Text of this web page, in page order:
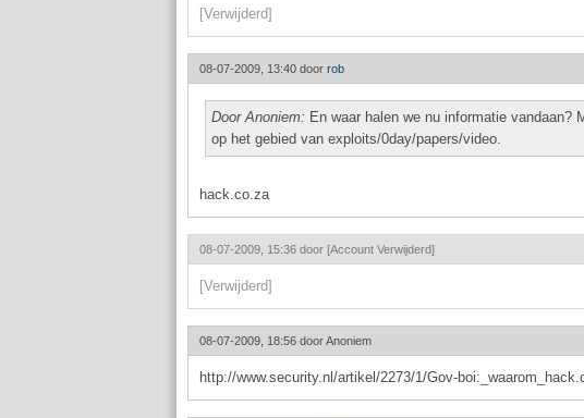
[Verwijderd]
08-07-2009, 13:40 door rob
Door Anoniem: En waar halen we nu informatie vandaan?
op het gebied van exploits/0day/papers/video.
hack.co.za
08-07-2009, 15:36 door [Account Verwijderd]
[Verwijderd]
08-07-2009, 18:56 doorAnoniem
http://www.security.nl/artikel/2273/1/Gov-